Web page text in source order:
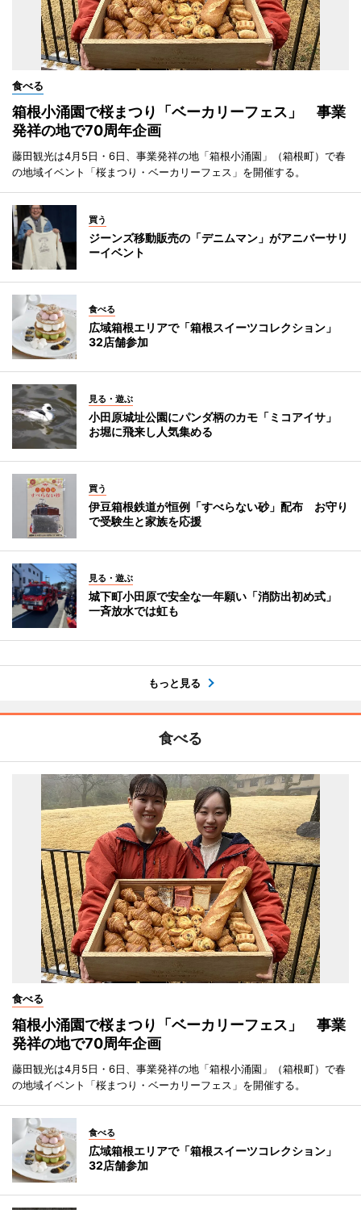
食べる
箱根小涌園で桜まつり「ベーカリーフェス」 事業
発祥の地で70周年企画
藤田観光は4月5日・6日、事業発祥の地「箱根小涌園」（箱根町）で春
の地域イベント「桜まつり・ベーカリーフェス」を開催する。
買う
ジーンズ移動販売の「デニムマン」がアニバーサリ
ーイベント
食べる
広域箱根エリアで「箱根スイーツコレクション」
32店舗参加
見る・遊ぶ
小田原城址公園にパンダ柄のカモ「ミコアイサ」
お堀に飛来し人気集める
買う
伊豆箱根鉄道が恒例「すべらない砂」配布 お守り
で受験生と家族を応援
見る・遊ぶ
城下町小田原で安全な一年願い「消防出初め式」
一斉放水では虹も
もっと見る
食べる
食べる
箱根小涌園で桜まつり「ベーカリーフェス」 事業
発祥の地で70周年企画
藤田観光は4月5日・6日、事業発祥の地「箱根小涌園」（箱根町）で春
の地域イベント「桜まつり・ベーカリーフェス」を開催する。
食べる
広域箱根エリアで「箱根スイーツコレクション」
32店舗参加